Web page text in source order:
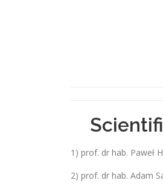
1) prof. dr hab. Paweł
2) prof. dr hab. Adam